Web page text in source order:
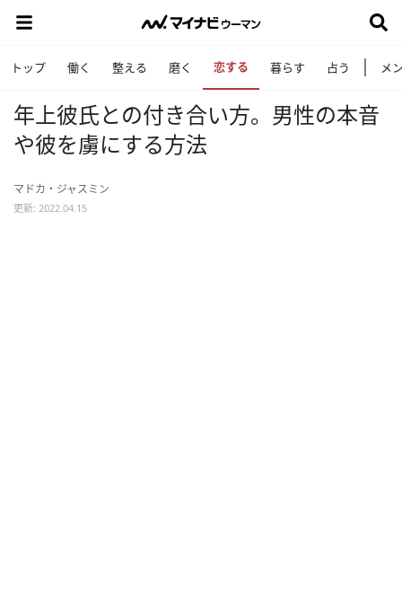
トップ 働く 整える 磨く 恋する 暮らす 占う メ
年上彼氏との付き合い方。男性の本音
や彼を虜にする方法
マドカ・ジャスミン
更新: 2022.04.15